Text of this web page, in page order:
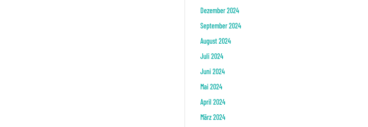
Dezember 2024
September 2024
August 2024
Juli 2024
Juni 2024
Mai 2024
April 2024
März 2024